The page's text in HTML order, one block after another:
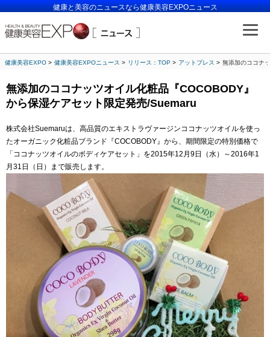
健康と美容のニュースなら健康美容EXPOニュース
健康美容EXPO 健康美容EXPOニュース リリース：TOP アットプレス 無添加のココナ
無添加のココナッツオイル化粧品『COCOBODY』
から保湿ケアセット限定発売/Suemaru
株式会社Suemaruは、高品質のエキストラヴァージンココナッツオイルを使っ
たオーガニック化粧品ブランド『COCOBODY』から、期間限定の特別価格で
「ココナッツオイルのボディケアセット」を2015年12月9日（水）～2016年1
月31日（日）まで販売します。